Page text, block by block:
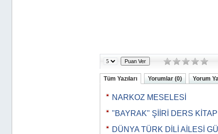
Tüm Yazıları Yorumlar (0) Yorum
NARKOZ MESELESİ
"BAYRAK" ŞİİRİ DERS
DÜNYA TÜRK DİLİ AİLESİ